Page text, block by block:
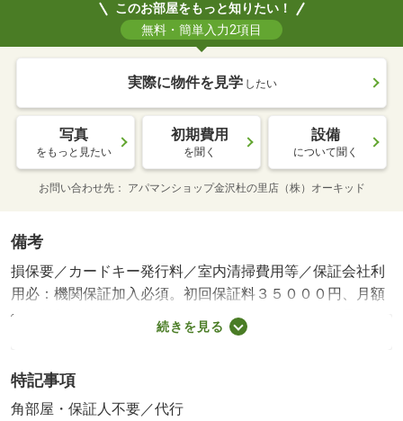
このお部屋をもっと知りたい！
無料・簡単入力2項目
実際に物件を見学 したい
写真
をもっと見たい
初期費用
を聞く
設備
について聞く
お問い合わせ先 アパマンショップ金沢杜の里店（株）オーキッド
備考
損保要／カードキー発行料／室内清掃費用等／保証会社利
用必：機関保証加入必須。初回保証料３５０００円、月額
保証料賃料等総額の１％＋８００円／月（その他商品あ
り）／［退去時費用 退去費用実費精算※故意・過失等別
認いただけます。 「ルームクリーニング料金に、エアコ
ンクリーニング費用を含みます。」ルームクリーニング料
続きを見る
特記事項
角部屋・保証人不要／代行